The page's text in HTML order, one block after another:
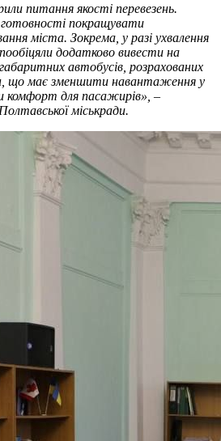
питання якості перевезень.
готовності покращувати
міста. Зокрема, у разі ухвалення
додатково вивести на
автобусів, розрахованих
що має зменшити навантаження у
комфорт для пасажирів», ‒
міськради.